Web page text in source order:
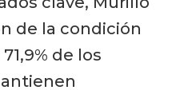
de la condición
de los